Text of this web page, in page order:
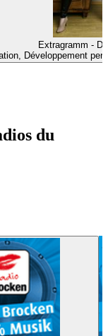
Extragramm -
Développement
du